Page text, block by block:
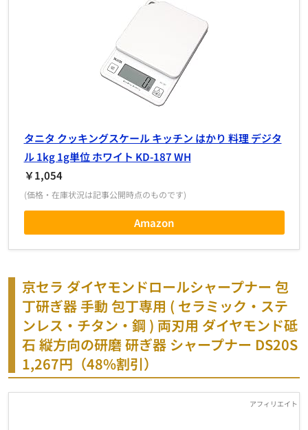
タニタ クッキングスケール キッチン はかり 料理 デジタ
ル 1kg 1g単位 ホワイト KD-187 WH
￥1,054
(価格・在庫状況は記事公開時点のものです)
Amazon
京セラ ダイヤモンドロールシャープナー 包
丁研ぎ器 手動 包丁専用 ( セラミック・ステ
ンレス・チタン・鋼 ) 両刃用 ダイヤモンド砥
石 縦方向の研磨 研ぎ器 シャープナー DS20S
1,267円 （48%割引）